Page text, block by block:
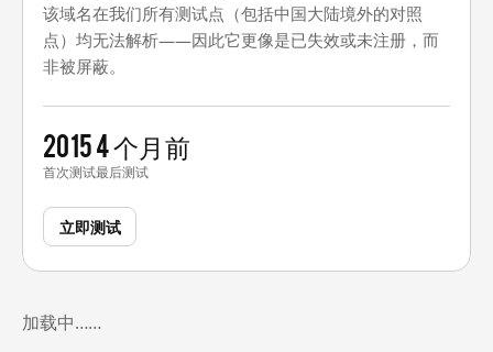
该域名在我们所有测试点（包括中国大陆境外的对照
点）均无法解析——因此它更像是已失效或未注册，而
非被屏蔽。
2015
首次测试
4 个月前
最后测试
立即测试
加载中……